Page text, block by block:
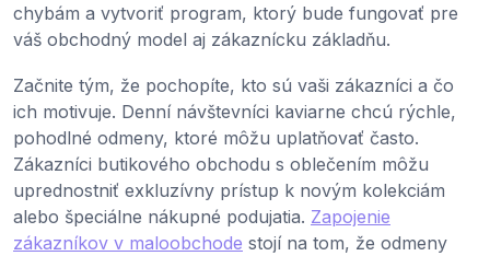
chybám a vytvoriť program, ktorý bude fungovať pre
váš obchodný model aj zákaznícku základňu.
Začnite tým, že pochopíte, kto sú vaši zákazníci a čo
ich motivuje. Denní návštevníci kaviarne chcú rýchle,
pohodlné odmeny, ktoré môžu uplatňovať často.
Zákazníci butikového obchodu s oblečením môžu
uprednostniť exkluzívny prístup k novým kolekciám
alebo špeciálne nákupné podujatia. Zapojenie
zákazníkov v maloobchode stojí na tom, že odmeny